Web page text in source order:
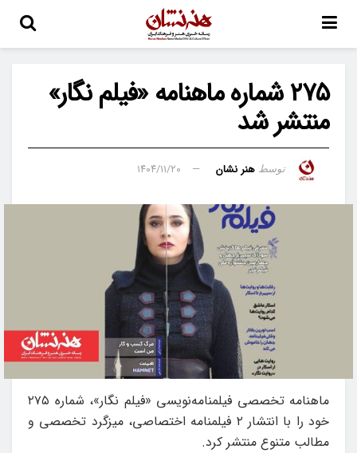
۲۷۵ شماره ماهنامه «فیلم نگار»
منتشر شد
توسط هنر نشان ۱۴۰۴/۱۱/۲۰
ماهنامه تخصصی فیلمنامه‌نویسی «فیلم نگار»، شماره ۲۷۵
خود را با انتشار ۲ فیلمنامه اختصاصی، میزگرد تخصصی و
مطالب متنوع منتشر کرد.